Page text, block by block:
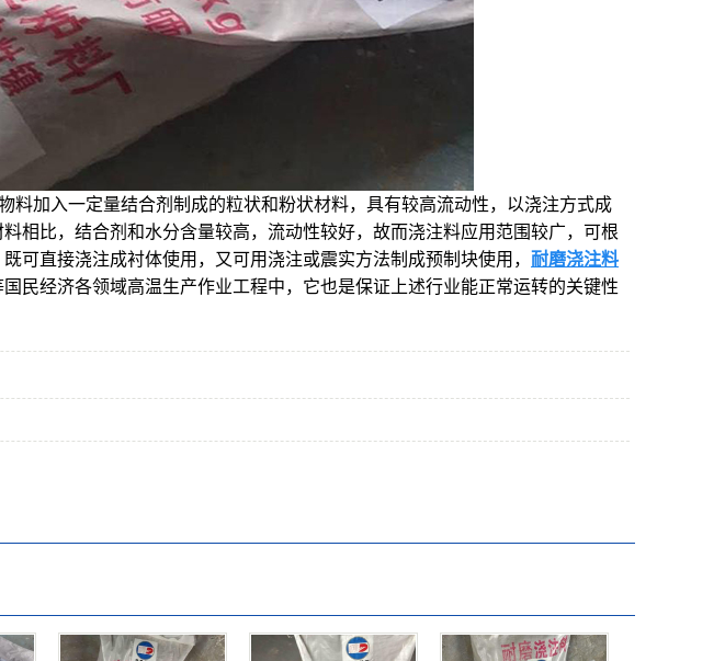
料加入一定量结合剂制成的粒状和粉状材料，具有较高流动性，以浇注方式成
相比，结合剂和水分含量较高，流动性较好，故而浇注料应用范围较广，可根
可直接浇注成衬体使用，又可用浇注或震实方法制成预制块使用， 耐磨浇注料
民经济各领域高温生产作业工程中，它也是保证上述行业能正常运转的关键性